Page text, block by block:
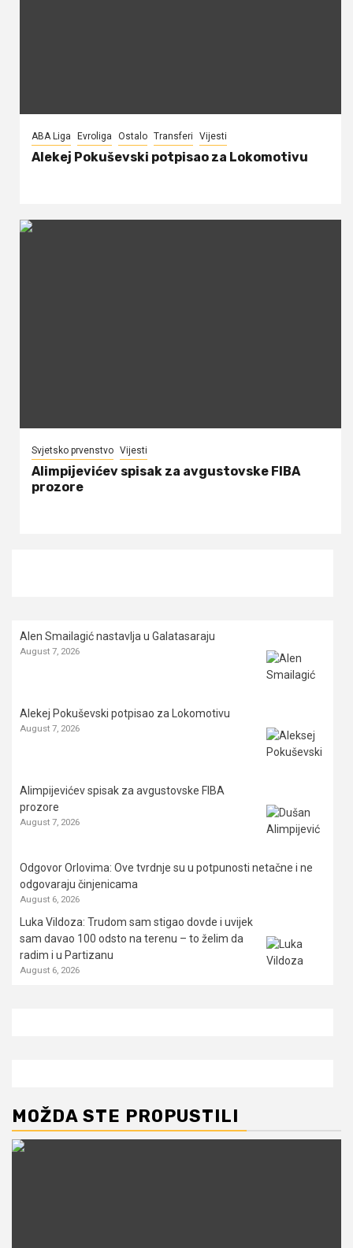
ABA Liga Evroliga Ostalo Transferi Vijesti
Alekej Pokuševski potpisao za Lokomotivu
Svjetsko prvenstvo Vijesti
Alimpijevićev spisak za avgustovske FIBA
prozore
Alen Smailagić nastavlja u Galatasaraju
August 7, 2026
Alekej Pokuševski potpisao za Lokomotivu
August 7, 2026
Alimpijevićev spisak za avgustovske FIBA
prozore
August 7, 2026
Odgovor Orlovima: ​Ove tvrdnje su u potpunosti netačne i ne
odgovaraju činjenicama
August 6, 2026
Luka Vildoza: Trudom sam stigao dovde i uvijek
sam davao 100 odsto na terenu – to želim da
radim i u Partizanu
August 6, 2026
MOŽDA STE PROPUSTILI